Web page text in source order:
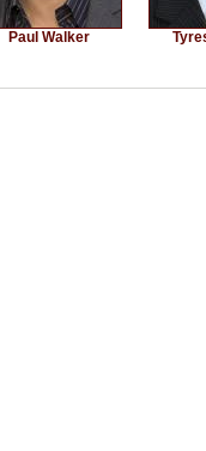
Paul Walker